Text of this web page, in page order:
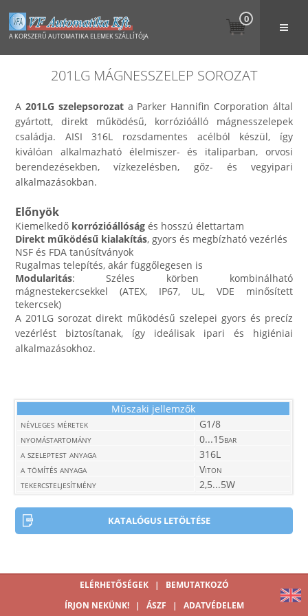
A KORSZERŰ AUTOMATIKA ELEMEK SZÁLLÍTÓJA
0
201LG MÁGNESSZELEP SOROZAT
A201LG szelepsorozata Parker Hannifin Corporation által
gyártott, direkt működésű, korrózióálló mágnesszelepek
családja. AISI 316L rozsdamentes acélból készül, így
kiválóan alkalmazható élelmiszer- és italiparban, orvosi
berendezésekben, vízkezelésben, gőz- és vegyipari
alkalmazásokban.
Előnyök
Kiemelkedő korrózióállóság és hosszú élettartam
Direkt működésű kialakítás, gyors és megbízható vezérlés
NSF és FDA tanúsítványok
Rugalmas telepítés, akár függőlegesen is
Modularitás: Széles körben kombinálható
mágnestekercsekkel (ATEX, IP67, UL, VDE minősített
tekercsek)
A 201LG sorozat direkt működésű szelepei gyors és precíz
vezérlést biztosítanak, így ideálisak ipari és higiéniai
alkalmazásokhoz.
Műszaki jellemzők
névleges méretek
G1/8
nyomástartomány
0...15bar
a szeleptest anyaga
316L
a tömítés anyaga
Viton
tekercsteljesítmény
2,5...5W
KATALÓGUS LETÖLTÉSE
ELÉRHETŐSÉGEK |
BEMUTATKOZÓ
ÍRJON NEKÜNK!
| ÁSZF | ADATVÉDELEM